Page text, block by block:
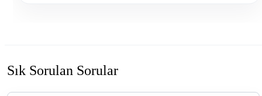
Sık Sorulan Sorular